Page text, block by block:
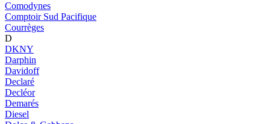
Comodynes
Comptoir Sud Pacifique
Courrèges
D
DKNY
Darphin
Davidoff
Declaré
Decléor
Demarés
Diesel